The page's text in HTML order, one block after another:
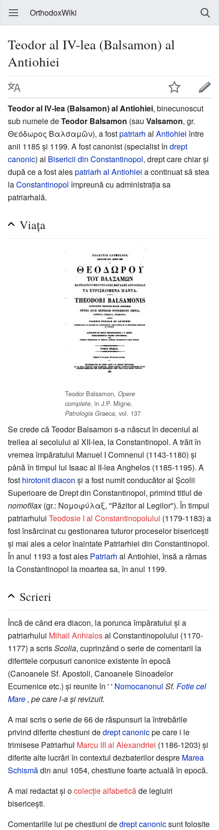
OrthodoxWiki
Teodor al IV-lea (Balsamon) al
Antiohiei
Teodor al IV-lea (Balsamon) al Antiohiei, binecunoscut
sub numele deTeodor Balsamon (sau Valsamon, gr.
Θεόδωρος Βαλσαμῶν), a fostpatriarh al Antiohiei între
anii 1185 și 1199. A fost canonist (specialist în drept
canonic) al Bisericii din Constantinopol, drept care chiar şi
după ce a fost alespatriarh al Antiohiei a continuat să stea
laConstantinopol împreună cu administrația sa
patriarhală.
Viața
Teodor Balsamon, Opere
complete, in J.P. Migne,
Patrologia Graeca, vol. 137
Se crede că Teodor Balsamon s-a născut în deceniul al
treilea al secolului al XII-lea, la Constantinopol. A trăit în
vremea împăratului Manuel I Comnenul (1143-1180) şi
până în timpul lui Isaac al II-lea Anghelos (1185-1195). A
fost hirotonitdiacon şi a fost numit conducător al Școlii
Superioare de Drept din Constantinopol, primind titlul de
nomofilax(gr.: Νομοφύλαξ, "Păzitor al Legilor"). În timpul
patriarhului Teodosie I al Constantinopolului (1179-1183) a
fost însărcinat cu gestionarea tuturor proceselor bisericeşti
şi mai ales a celor înaintate Patriarhiei din Constantinopol.
În anul 1193 a fost ales Patriarh al Antiohiei, însă a rămas
la Constantinopol la moartea sa, în anul 1199.
Scrieri
Încă de când era diacon, la porunca împăratului şi a
patriarhului Mihail Anhialosal Constantinopolului (1170-
1177) a scrisScolia, cuprinzând o serie de comentarii la
diferitele corpusuri canonice existente în epocă
(Canoanele Sf. Apostoli, Canoanele Sinoadelor
Ecumenice etc.) şi reunite în ' ' Nomocanonul Sf. Fotie cel
Mare , pe care l-a şi revizuit.
A mai scris o serie de 66 de răspunsuri la întrebările
privind diferite chestiuni dedrept canonicpe care i le
trimisese Patriarhul Marcu III al Alexandriei (1186-1203) şi
diferite alte lucrări în contextul dezbaterilor despre Marea
Schismădin anul 1054, chestiune foarte actuală în epocă.
A mai redactat şi ocolecţie alfabeticăde legiuiri
bisericeşti.
Comentariile lui pe chestiuni dedrept canonicsunt folosite